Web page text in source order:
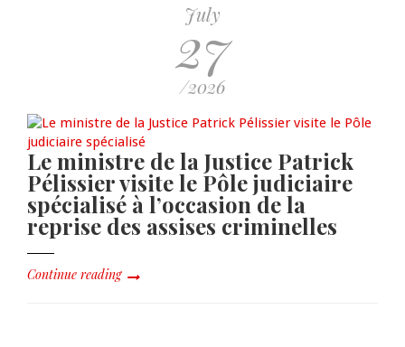
July
27
/2026
Le ministre de la Justice Patrick
Pélissier visite le Pôle judiciaire
spécialisé à l’occasion de la
reprise des assises criminelles
Continue reading